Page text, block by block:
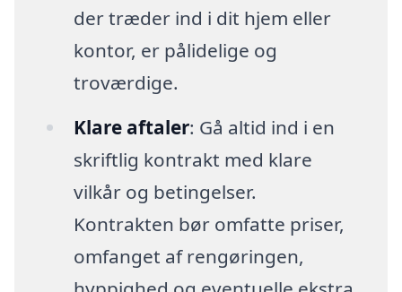
der træder ind i dit hjem eller
kontor, er pålidelige og
troværdige.
Klare aftaler: Gå altid ind i en
skriftlig kontrakt med klare
vilkår og betingelser.
Kontrakten bør omfatte priser,
omfanget af rengøringen,